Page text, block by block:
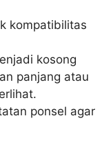
kompatibilitas
kosong
panjang atau
ponsel agar